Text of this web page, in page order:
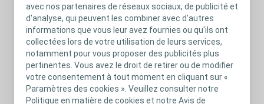
avec nos partenaires de réseaux sociaux, de publicité et
d'analyse, qui peuvent les combiner avec d'autres
informations que vous leur avez fournies ou qu'ils ont
collectées lors de votre utilisation de leurs services,
notamment pour vous proposer des publicités plus
pertinentes. Vous avez le droit de retirer ou de modifier
votre consentement à tout moment en cliquant sur «
Paramètres des cookies ». Veuillez consulter notre
Politique en matière de cookies et notre Avis de
Pourquoi des outils dédiés aux plaies du
pied diabétique ?